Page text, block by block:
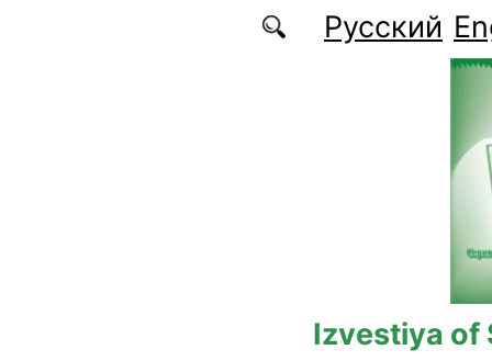
Русский
Izvestiya of